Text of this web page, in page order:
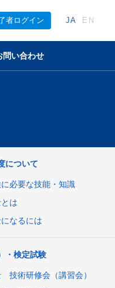
者ログイン JA EN
問い合わせ
について
必要な技能・知識
は
なるには
・検定試験
技術研修会（講習会）